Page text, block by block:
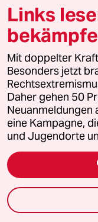
Downloads für
© 2026 taz Verlags
Alle Rechte vorbehalten.
wenden Sie sich bitte an
Feedback
Leitlinie
Seitenwende
Links
Mit doppelter
Besonders jetzt
Daher gehen 50
Neuanmeldungen
eine Kampagne,
und Jugendorte